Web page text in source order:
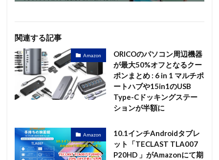
関連する記事
Amazon
ORICOのパソコン周辺機器
が最大50%オフとなるクー
ポンまとめ : 6 in 1 マルチポ
ートハブや15in1のUSB
Type-Cドッキングステー
ションが半額に
Amazon
10.1インチAndroidタブレ
ット「TECLAST TLA007
P20HD 」がAmazonにて期